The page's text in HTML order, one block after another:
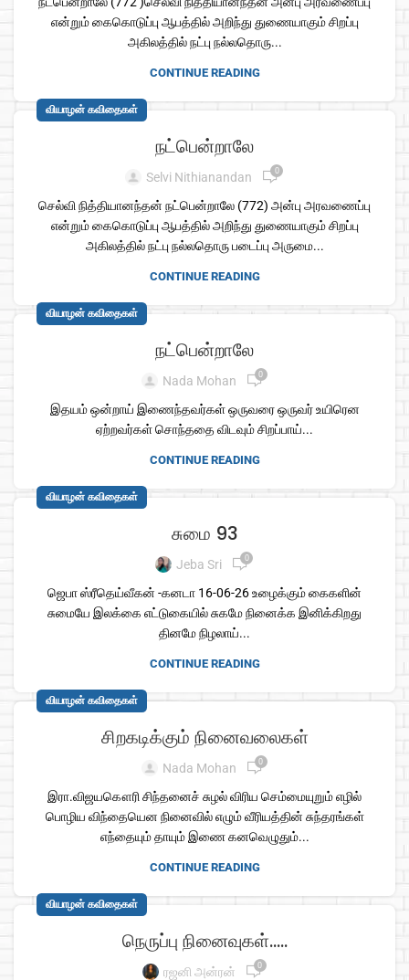
என்றும் கைகொடுப்பு ஆபத்தில் அறிந்து துணையாகும் சிறப்பு
அகிலத்தில் நட்பு நல்லதொரு...
CONTINUE READING
வியாழன் கவிதைகள்
நட்பென்றாலே
Selvi Nithianandan 0
செல்வி நித்தியானந்தன் நட்பென்றாலே (772) அன்பு அரவணைப்பு
என்றும் கைகொடுப்பு ஆபத்தில் அறிந்து துணையாகும் சிறப்பு
அகிலத்தில் நட்பு நல்லதொரு படைப்பு அருமை...
CONTINUE READING
வியாழன் கவிதைகள்
நட்பென்றாலே
Nada Mohan 0
இதயம் ஒன்றாய் இணைந்தவர்கள் ஒருவரை ஒருவர் உயிரென
ஏற்றவர்கள் சொந்ததை விடவும் சிறப்பாய்...
CONTINUE READING
வியாழன் கவிதைகள்
சுமை 93
Jeba Sri 0
ஜெபா ஸ்ரீதெய்வீகன் -கனடா 16-06-26 உழைக்கும் கைகளின்
சுமையே இலக்கை எட்டுகையில் சுகமே நினைக்க இனிக்கிறது
தினமே நிழலாய்...
CONTINUE READING
வியாழன் கவிதைகள்
சிறகடிக்கும் நினைவலைகள்
Nada Mohan 0
இரா.விஜயகௌரி சிந்தனைச் சுழல் விரிய செம்மையுறும் எழில்
பொழிய விந்தையென நினைவில் எழும் வீரியத்தின் சுந்தரங்கள்
எந்தையும் தாயும் இணை கனவெழுதும்...
CONTINUE READING
வியாழன் கவிதைகள்
நெருப்பு நினைவுகள்…..
ரஜனி அன்ரன் 0